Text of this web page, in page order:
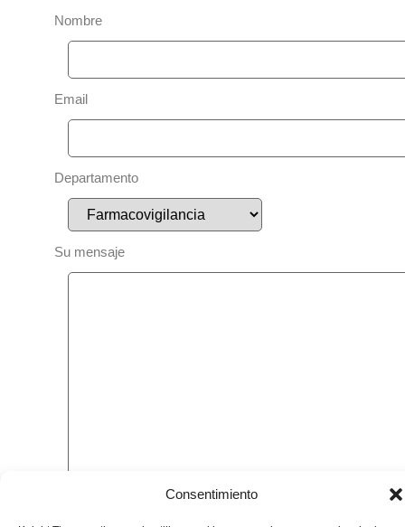
Consentimiento
Nombre
Email
Departamento
Su mensaje